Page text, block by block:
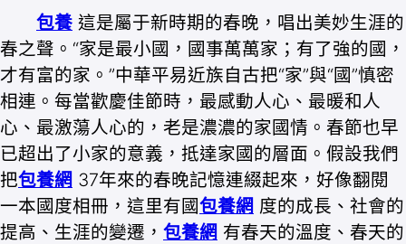
包養 這是屬于新時期的春晚，唱出美妙生涯的
春之聲。“家是最小國，國事萬萬家；有了強的國，
才有富的家。”中華平易近族自古把“家”與“國”慎密
相連。每當歡慶佳節時，最感動人心、最暖和人
心、最激蕩人心的，老是濃濃的家國情。春節也早
已超出了小家的意義，抵達家國的層面。假設我們
把包養網 37年來的春晚記憶連綴起來，好像翻閱
一本國度相冊，這里有國包養網 度的成長、社會的
提高、生涯的變遷， 包養網 有春天的溫度、春天的